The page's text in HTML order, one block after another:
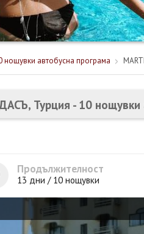
автобусна програма
Турция - 10 нощувки
Продължителност
13 дни / 10 нощувки